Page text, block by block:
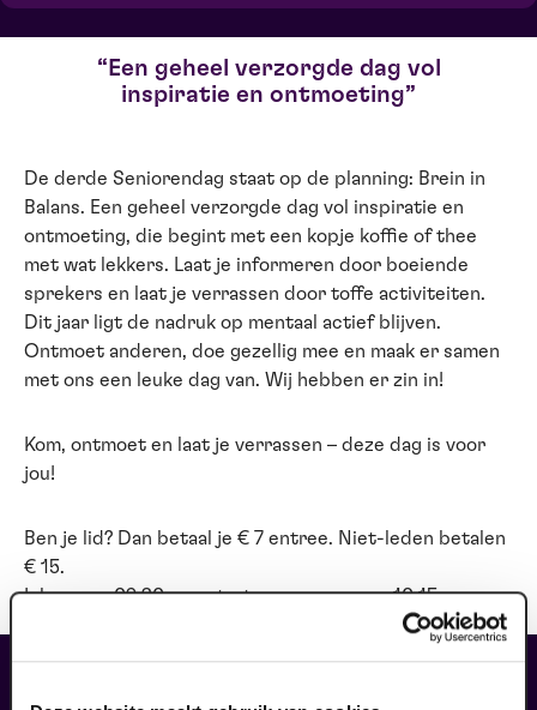
Een geheel verzorgde dag vol
inspiratie en ontmoeting
De derde Seniorendag staat op de planning: Brein in
Balans. Een geheel verzorgde dag vol inspiratie en
ontmoeting, die begint met een kopje koffie of thee
met wat lekkers. Laat je informeren door boeiende
sprekers en laat je verrassen door toffe activiteiten.
Dit jaar ligt de nadruk op mentaal actief blijven.
Ontmoet anderen, doe gezellig mee en maak er samen
met ons een leuke dag van. Wij hebben er zin in!
Kom, ontmoet en laat je verrassen – deze dag is voor
jou!
Ben je lid? Dan betaal je € 7 entree. Niet-leden betalen
€ 15.
Inloop om 09:30 uur, start programma om 10:15 uur.